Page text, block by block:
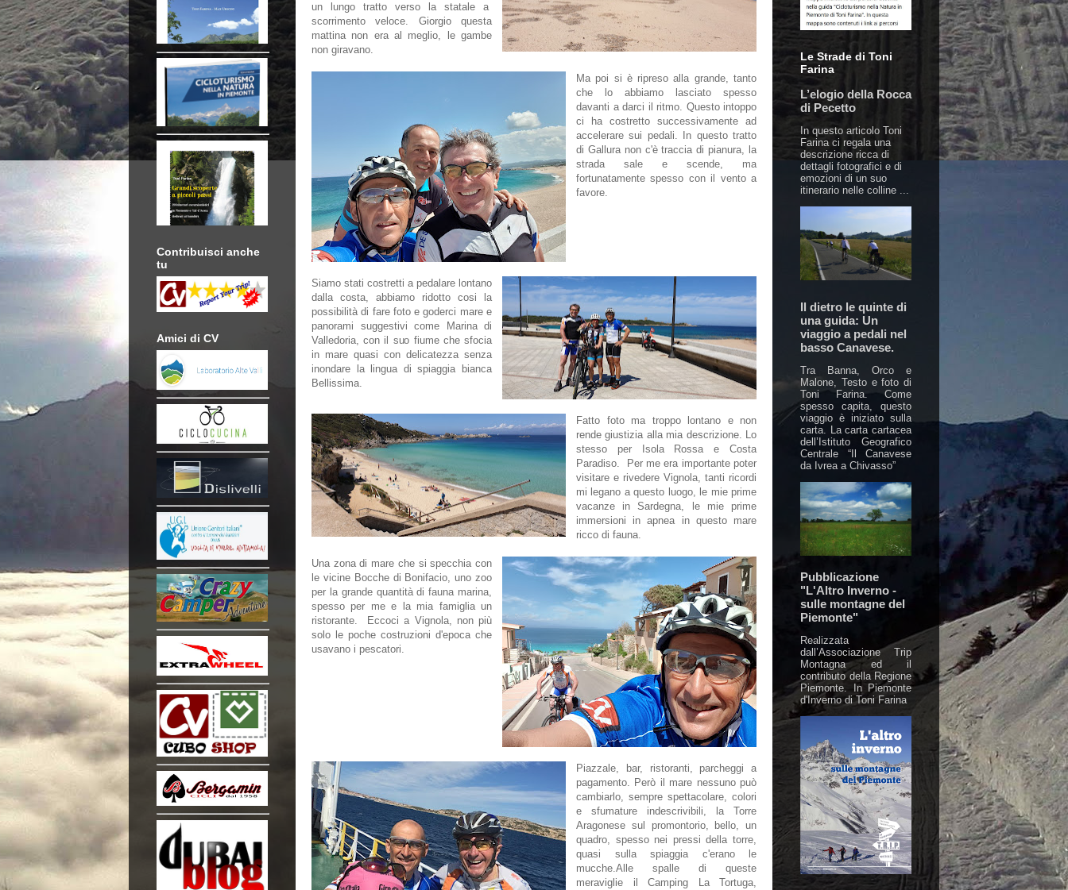
un lungo tratto verso la statale a
scorrimento veloce. Giorgio questa
mattina non era al meglio, le gambe
non giravano.
Ma poi si è ripreso alla grande, tanto
che lo abbiamo lasciato spesso
davanti a darci il ritmo. Questo intoppo
ci ha costretto successivamente ad
accelerare sui pedali. In questo tratto
di Gallura non c'è traccia di pianura, la
strada sale e scende, ma
fortunatamente spesso con il vento a
favore.
Siamo stati costretti a pedalare lontano
dalla costa, abbiamo ridotto cosi la
possibilità di fare foto e goderci mare e
panorami suggestivi come Marina di
Valledoria, con il suo fiume che sfocia
in mare quasi con delicatezza senza
inondare la lingua di spiaggia bianca
Bellissima.
Fatto foto ma troppo lontano e non
rende giustizia alla mia descrizione. Lo
stesso per Isola Rossa e Costa
Paradiso. Per me era importante poter
visitare e rivedere Vignola, tanti ricordi
mi legano a questo luogo, le mie prime
vacanze in Sardegna, le mie prime
immersioni in apnea in questo mare
ricco di fauna.
Una zona di mare che si specchia con
le vicine Bocche di Bonifacio, uno zoo
per la grande quantità di fauna marina,
spesso per me e la mia famiglia un
ristorante. Eccoci a Vignola, non più
solo le poche costruzioni d'epoca che
usavano i pescatori.
Piazzale, bar, ristoranti, parcheggi a
pagamento. Però il mare nessuno può
cambiarlo, sempre spettacolare, colori
e sfumature indescrivibili, la Torre
Aragonese sul promontorio, bello, un
quadro, spesso nei pressi della torre,
quasi sulla spiaggia c'erano le
mucche.Alle spalle di queste
meraviglie il Camping La Tortuga,
Contribuisci anche
tu
Amici di CV
Le Strade di Toni
Farina
L’elogio della Rocca
di Pecetto
In questo articolo Toni
Farina ci regala una
descrizione ricca di
dettagli fotografici e di
emozioni di un suo
itinerario nelle colline ...
Il dietro le quinte di
una guida: Un
viaggio a pedali nel
basso Canavese.
Tra Banna, Orco e
Malone, Testo e foto di
Toni Farina. Come
spesso capita, questo
viaggio è iniziato sulla
carta. La carta cartacea
dell’Istituto Geografico
Centrale “Il Canavese
da Ivrea a Chivasso”
Pubblicazione
"L'Altro Inverno -
sulle montagne del
Piemonte"
Realizzata
dall’Associazione Trip
Montagna ed il
contributo della Regione
Piemonte. In Piemonte
d'Inverno di Toni Farina